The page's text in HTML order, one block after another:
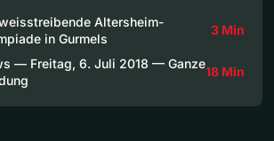
Altersheim-
in Gurmels
3 Min
— Freitag, 6. Juli 2018 — Ganze
18 Min